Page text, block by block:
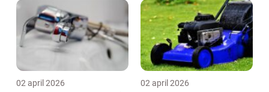
02 april 2026 02 april 2026